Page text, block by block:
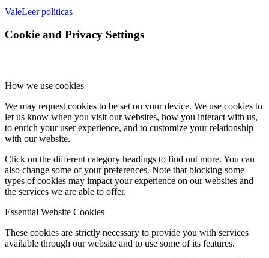
ValeLeer políticas
Cookie and Privacy Settings
How we use cookies
We may request cookies to be set on your device. We use cookies to
let us know when you visit our websites, how you interact with us,
to enrich your user experience, and to customize your relationship
with our website.
Click on the different category headings to find out more. You can
also change some of your preferences. Note that blocking some
types of cookies may impact your experience on our websites and
the services we are able to offer.
Essential Website Cookies
These cookies are strictly necessary to provide you with services
available through our website and to use some of its features.